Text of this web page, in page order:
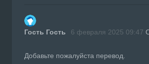
Гость Гость 6 февраля 2025 09:47
Добавьте пожалуйста перевод.